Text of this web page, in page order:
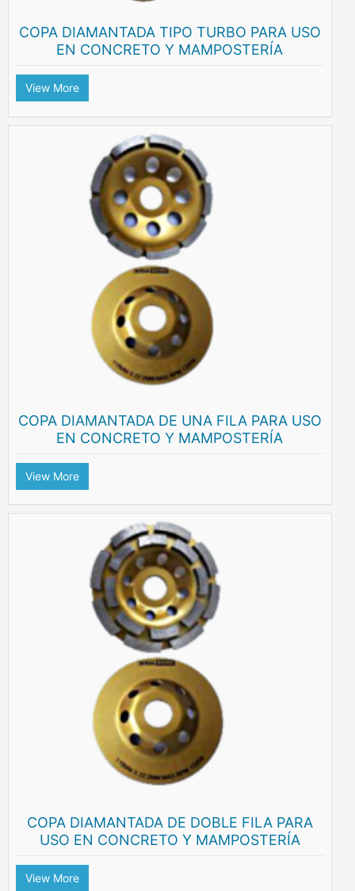
COPA DIAMANTADA TIPO TURBO PARA USO
EN CONCRETO Y MAMPOSTERÍA
View More
COPA DIAMANTADA DE UNA FILA PARA USO
EN CONCRETO Y MAMPOSTERÍA
View More
COPA DIAMANTADA DE DOBLE FILA PARA
USO EN CONCRETO Y MAMPOSTERÍA
View More